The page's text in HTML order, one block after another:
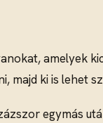
amelyek
majd ki is lehet
egymás